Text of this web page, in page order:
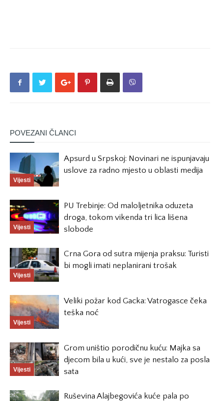
POVEZANI ČLANCI
Vijesti
Apsurd u Srpskoj: Novinari ne ispunjavaju
uslove za radno mjesto u oblasti medija
Vijesti
PU Trebinje: Od maloljetnika oduzeta
droga, tokom vikenda tri lica lišena
slobode
Vijesti
Crna Gora od sutra mijenja praksu: Turisti
bi mogli imati neplanirani trošak
Vijesti
Veliki požar kod Gacka: Vatrogasce čeka
teška noć
Vijesti
Grom uništio porodičnu kuću: Majka sa
djecom bila u kući, sve je nestalo za posla
sata
Ruševina Alajbegovića kuće pala po